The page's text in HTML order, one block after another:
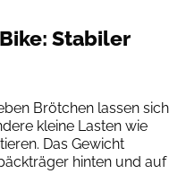
Stabiler
Brötchen lassen sich
kleine Lasten wie
Das Gewicht
hinten und auf